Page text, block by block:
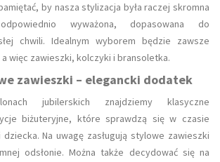
by nasza stylizacja była raczej skromna
wyważona, dopasowana do
chwili. Idealnym wyborem będzie zawsze
więc zawieszki, kolczyki i bransoletka.
zawieszki – elegancki dodatek
jubilerskich znajdziemy klasyczne
biżuteryjne, które sprawdzą się w czasie
dziecka. Na uwagę zasługują stylowe zawieszki
odsłonie. Można także decydować się na